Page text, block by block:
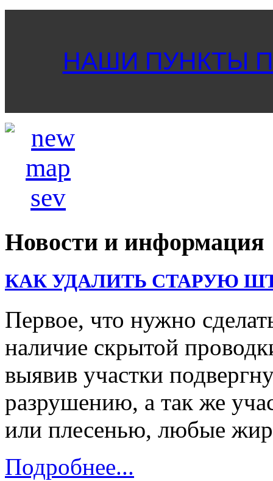
НАШИ ПУНКТЫ
Новости и информация
КАК УДАЛИТЬ СТАРУЮ
Первое, что нужно
наличие скрытой
выявив участки
разрушению, а так же
или плесенью, любые
Подробнее...